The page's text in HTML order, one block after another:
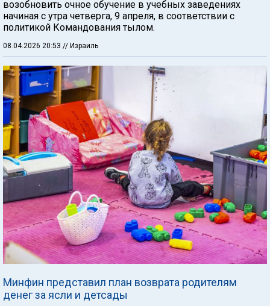
возобновить очное обучение в учебных заведениях
начиная с утра четверга, 9 апреля, в соответствии с
политикой Командования тылом.
08.04.2026 20:53 // Израиль
Минфин представил план возврата родителям
денег за ясли и детсады